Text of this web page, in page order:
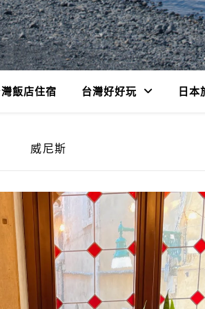
飯店住宿 台灣好好玩 日本
威尼斯